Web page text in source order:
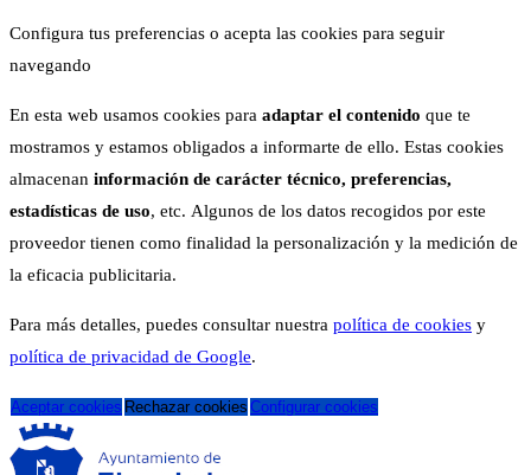
Configura tus preferencias o acepta las cookies para seguir
navegando
En esta web usamos cookies para adaptar el contenido que te
mostramos y estamos obligados a informarte de ello. Estas cookies
almacenan información de carácter técnico, preferencias,
estadísticas de uso, etc. Algunos de los datos recogidos por este
proveedor tienen como finalidad la personalización y la medición de
la eficacia publicitaria.
Para más detalles, puedes consultar nuestra política de cookies y
política de privacidad de Google.
Aceptar cookies Rechazar cookies Configurar cookies